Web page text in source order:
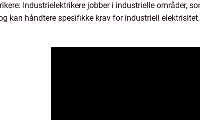
Industrielektrikere jobber i industrielle områder,
kan håndtere spesifikke krav for industriell elektrisitet.